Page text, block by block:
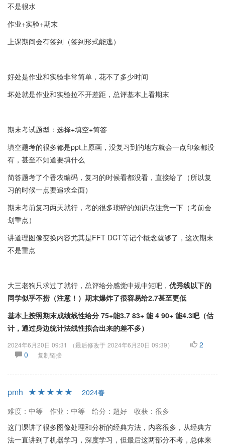
不是很水
作业+实验+期末
上课期间会有签到（签到形式能逃）
好处是作业和实验非常简单，花不了多少时间
坏处就是作业和实验拉不开差距，总评基本上看期末
期末考试题型：选择+填空+简答
填空题考的很多都是ppt上原画，没复习到的地方就会一点印象都没
有，甚至不知道要填什么
简答题考了个香农编码，复习的时候看都没看，直接给了（所以复
习的时候一点要追求全面）
期末考前复习两天就行，考的很多琐碎的知识点注意一下（考前会
划重点）
讲道理图像变换内容尤其是FFT DCT等记个概念就够了，这次期末
不是重点
大三老狗只求过了就行，总评给分感觉中规中矩吧， 优秀线以下的
同学似乎不捞（注意！）期末爆炸了很容易给2.7甚至更低
基本上按照期末成绩线性给分 75+能3.7 83+ 能 4 90+ 能4.3吧（估
计，通过身边统计法线性拟合出来的差不多）
2024年6月20日 09:31 （最后修改于 2024年6月20日 09:39）
2
0
复制链接
pmh
2024春
难度：中等
作业：中等 给分：超好
收获：很多
这门课讲了很多图像处理和分析的经典方法，内容很多，从经典方
法一直讲到了机器学习，深度学习，但最后这两部分不考，总体来